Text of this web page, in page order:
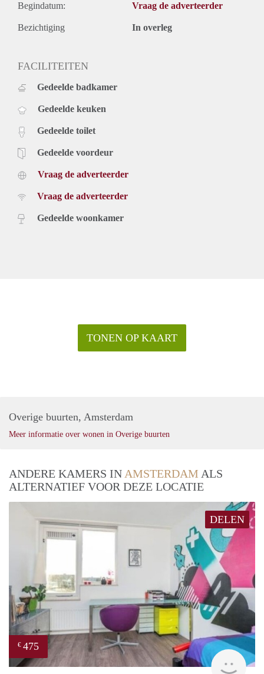
Begindatum: Vraag de adverteerder
Bezichtiging In overleg
FACILITEITEN
Gedeelde badkamer
Gedeelde keuken
Gedeelde toilet
Gedeelde voordeur
Vraag de adverteerder
Vraag de adverteerder
Gedeelde woonkamer
TONEN OP KAART
Overige buurten, Amsterdam
Meer informatie over wonen in Overige buurten
ANDERE KAMERS IN AMSTERDAM ALS
ALTERNATIEF VOOR DEZE LOCATIE
DELEN
€ 475